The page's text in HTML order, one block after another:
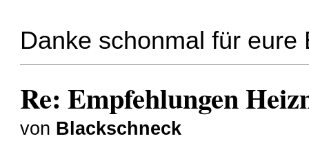
Danke schonmal für
Re: Empfehlungen
von Blackschneck